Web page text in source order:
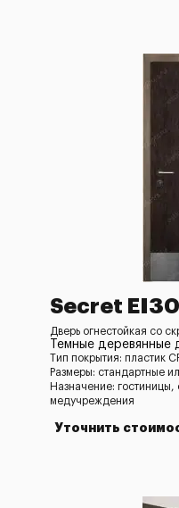
Secret
Дверь огнестойкая со
Темные деревянные
Тип покрытия: пластик
Размеры: стандартные
Назначение:
медучреждения
Уточнить